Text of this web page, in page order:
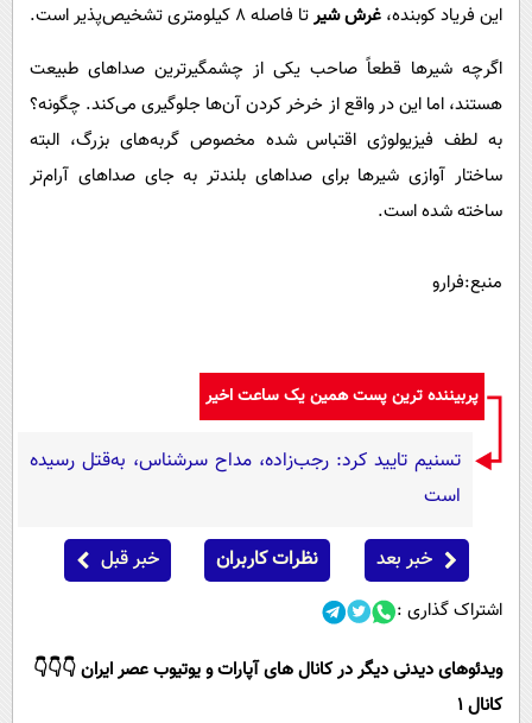
این فریاد کوبنده، غرش شیرتا فاصله ۸ کیلومتری تشخیص‌پذیر است.
اگرچه شیر‌ها قطعاً صاحب یکی از چشمگیرترین صدا‌های طبیعت
هستند، اما این در واقع از خرخر کردن آن‌ها جلوگیری می‌کند. چگونه؟
به لطف فیزیولوژی اقتباس شده مخصوص گربه‌های بزرگ، البته
ساختار آوازی شیر‌ها برای صدا‌های بلندتر به جای صدا‌های آرام‌تر
ساخته شده است.
منبع:فرارو
پربیننده ترین پست همین یک ساعت اخیر
تسنیم تایید کرد: رجب‌زاده، مداح سرشناس، به‌قتل رسیده
است
خبر بعد نظرات کاربران خبر قبل
اشتراک گذاری :
ویدئوهای دیدنی دیگر در کانال های آپارات و یوتیوب عصر ایران 👇👇👇
کانال 1